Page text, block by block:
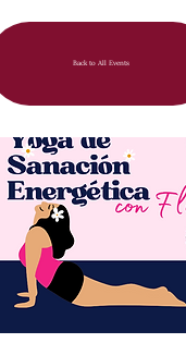
Back to All Events